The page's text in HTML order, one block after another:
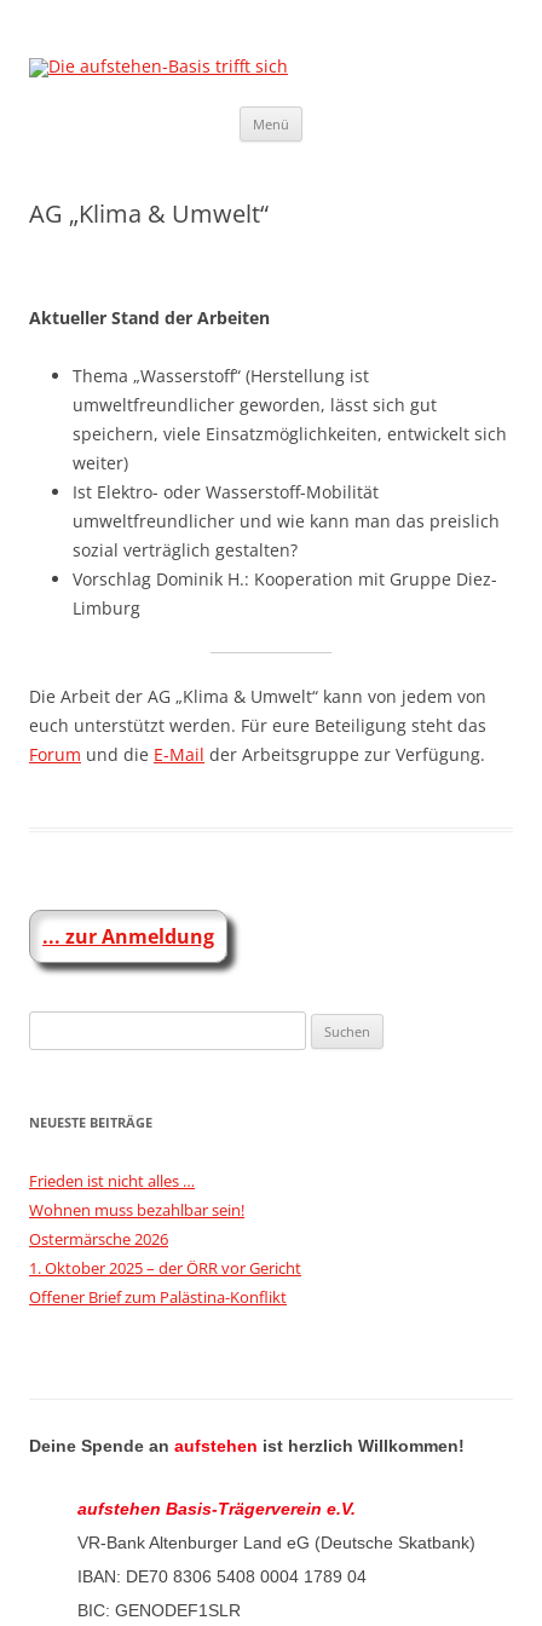
Menü
AG „Klima & Umwelt“
Aktueller Stand der Arbeiten
Thema „Wasserstoff“ (Herstellung ist
umweltfreundlicher geworden, lässt sich gut
speichern, viele Einsatzmöglichkeiten, entwickelt sich
weiter)
Ist Elektro- oder Wasserstoff-Mobilität
umweltfreundlicher und wie kann man das preislich
sozial verträglich gestalten?
Vorschlag Dominik H.: Kooperation mit Gruppe Diez-
Limburg
Die Arbeit der AG „Klima & Umwelt“ kann von jedem von
euch unterstützt werden. Für eure Beteiligung steht das
Forum und die E-Mail der Arbeitsgruppe zur Verfügung.
... zur Anmeldung
nach:
NEUESTE BEITRÄGE
Frieden ist nicht alles …
Wohnen muss bezahlbar sein!
Ostermärsche 2026
1. Oktober 2025 – der ÖRR vor Gericht
Offener Brief zum Palästina-Konflikt
Deine Spende an aufstehen ist herzlich Willkommen!
aufstehen Basis-Trägerverein e.V.
VR-Bank Altenburger Land eG (Deutsche Skatbank)
IBAN: DE70 8306 5408 0004 1789 04
BIC: GENODEF1SLR